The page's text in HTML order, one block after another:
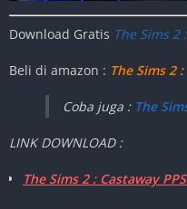
Download Gratis The Sims 2
Beli di amazon : The Sims 2
Coba juga : The
LINK DOWNLOAD :
The Sims 2 : Castaway